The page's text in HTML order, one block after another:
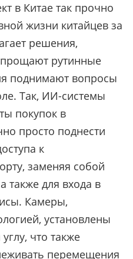
в Китае так прочно
жизни китайцев за
решения,
рутинные
поднимают вопросы
Так, ИИ-системы
покупок в
просто поднести
к
заменяя собой
также для входа в
Камеры,
установлены
что также
перемещения